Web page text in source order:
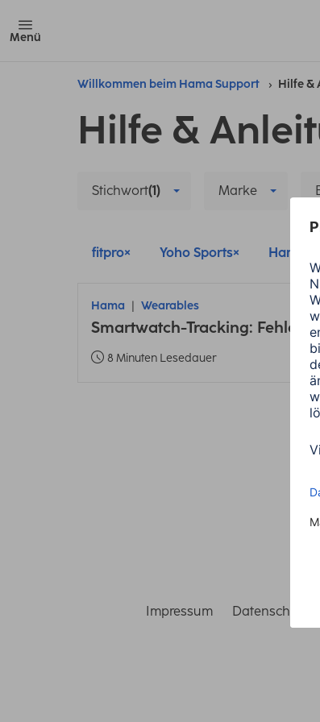
Menü
Willkommen beim Hama Support Hilfe &
Hilfe &
Stichwort(1) Marke
fitpro Yoho Sports Hama
Hama Wearables
Smartwatch-Tracking: Fehler
8 Minuten Lesedauer
Impressum Datenschutz